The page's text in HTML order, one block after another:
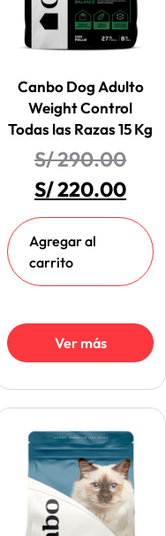
Canbo Dog Adulto
Weight Control
Todas las Razas 15 Kg
S/290.00
S/220.00
Agregar al
carrito
Ver más